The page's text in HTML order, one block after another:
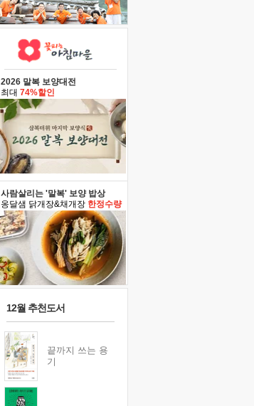
2026 말복 보양대전
최대 74%할인
사람살리는 '말복' 보양 밥상
옹달샘 닭개장&채개장 한정수량
12월 추천도서
끝까지 쓰는 용
기